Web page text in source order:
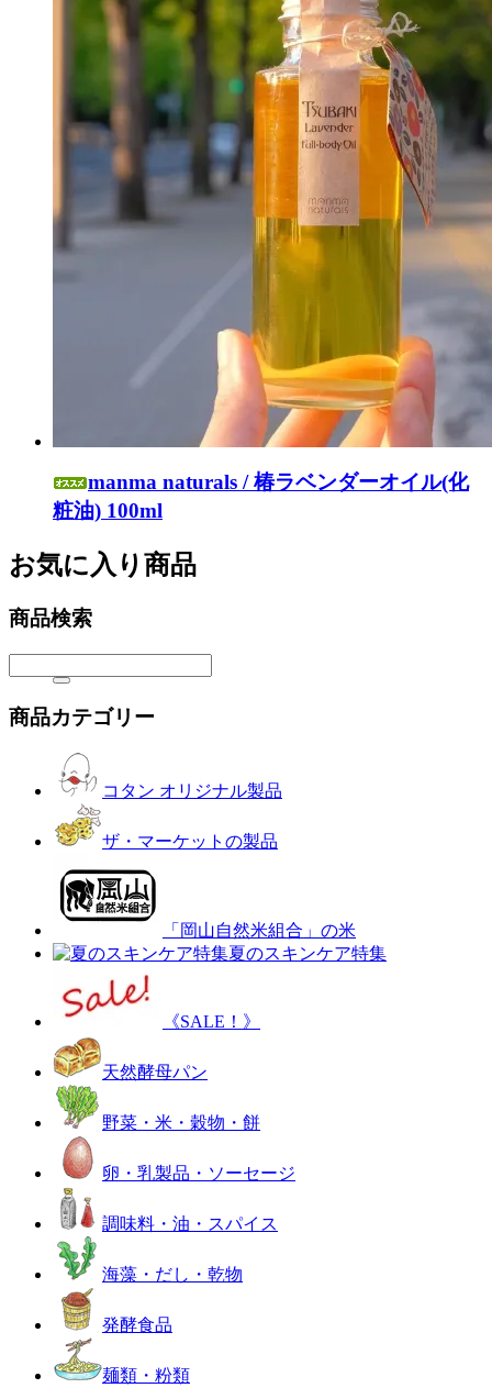
manma naturals / 椿ラベンダーオイル(化
粧油) 100ml
お気に入り商品
商品検索
商品カテゴリー
コタン オリジナル製品
ザ・マーケットの製品
「岡山自然米組合」の米
夏のスキンケア特集
《SALE！》
天然酵母パン
野菜・米・穀物・餅
卵・乳製品・ソーセージ
調味料・油・スパイス
海藻・だし・乾物
発酵食品
麺類・粉類